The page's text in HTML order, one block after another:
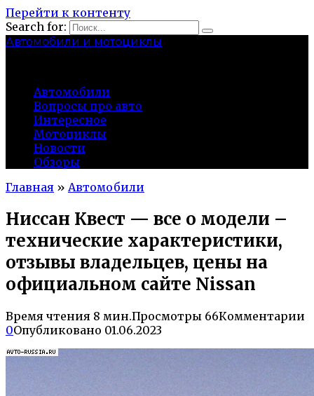
Перейти к контенту
Search for:
Автомобили и мотоциклы
Автомобили
Вопросы про авто
Интересное
Мотоциклы
Новости
Обзоры
Главная » Автомобили
Ниссан Квест — все о модели –
технические характеристики,
отзывы владельцев, цены на
официальном сайте Nissan
Время чтения 8 мин.Просмотры 66Комментарии
0Опубликовано 01.06.2023